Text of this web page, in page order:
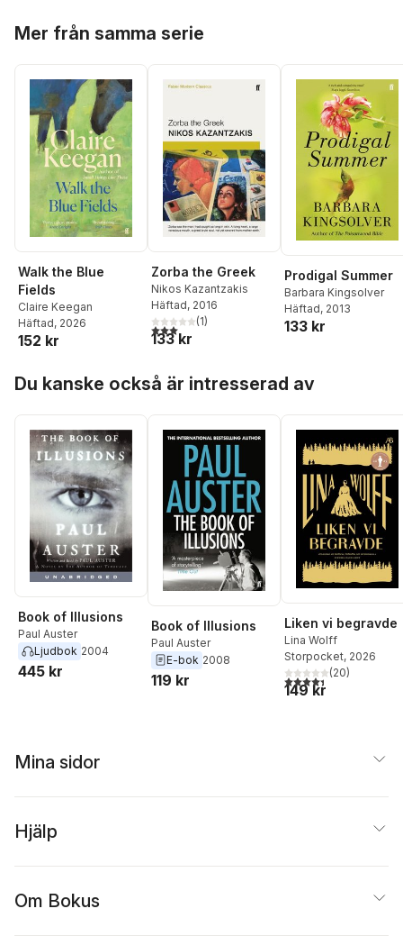
Mer från samma serie
Walk the Blue
Fields
Claire Keegan
Häftad, 2026
152 kr
Zorba the Greek
Nikos Kazantzakis
Häftad, 2016
3,0utav 5 stjärnor. Totalt antal röster:
(1)
133 kr
Prodigal Summer
Barbara Kingsolver
Häftad, 2013
133 kr
Du kanske också är intresserad av
Book of Illusions
Paul Auster
Ljudbok 2004
445 kr
Book of Illusions
Paul Auster
E-bok 2008
119 kr
Liken vi begravde
Lina Wolff
Storpocket, 2026
4,4utav 5 stjärnor.
(20)
149 kr
Mina sidor
Hjälp
Om Bokus